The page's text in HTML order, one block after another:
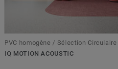
PVC homogène / Sélection Circulaire
IQ MOTION ACOUSTIC